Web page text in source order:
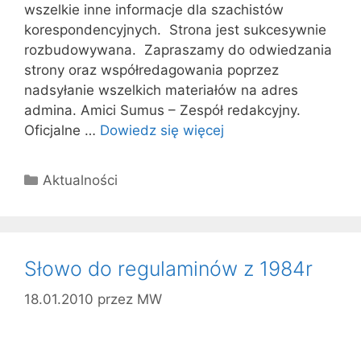
wszelkie inne informacje dla szachistów
korespondencyjnych. Strona jest sukcesywnie
rozbudowywana. Zapraszamy do odwiedzania
strony oraz współredagowania poprzez
nadsyłanie wszelkich materiałów na adres
admina. Amici Sumus – Zespół redakcyjny.
Oficjalne … Dowiedz się więcej
Kategorie
Aktualności
Słowo do regulaminów z 1984r
18.01.2010 przez MW